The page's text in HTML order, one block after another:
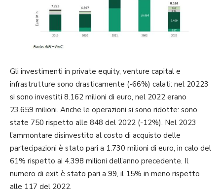
Gli investimenti in private equity, venture capital e
infrastrutture sono drasticamente (-66%) calati: nel 20223
si sono investiti 8.162 milioni di euro, nel 2022 erano
23.659 milioni. Anche le operazioni si sono ridotte: sono
state 750 rispetto alle 848 del 2022 (-12%). Nel 2023
l’ammontare disinvestito al costo di acquisto delle
partecipazioni è stato pari a 1.730 milioni di euro, in calo del
61% rispetto ai 4.398 milioni dell’anno precedente. Il
numero di exit è stato pari a 99, il 15% in meno rispetto
alle 117 del 2022.